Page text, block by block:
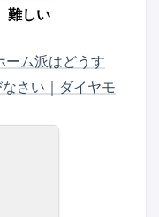
難しい
ーム派はどうす
さい｜ダイヤモ